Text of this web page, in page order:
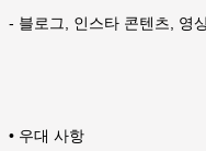
- 블로그, 인스타 콘텐츠, 영
• 우대 사항